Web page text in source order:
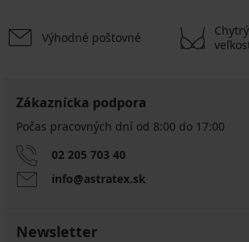
Výpredaj -30%
PREMIUM
2PACK
Bavlnené
tričko
GANT
€
PREMIUM
2PACK
Bavlnené
tričko
BOSS
€
-30%
tričko
FILA
Kai
14,69
€
3PACK
Pánske
bavlnené
Jack
and
Jones
€
LIMITED
PREMIUM
3PACK
Tričko
Calvin
Cotton
Výhodné poštovné
Zákaznícka podpora
Počas pracovných dní od 8:00 do 17:00
02 205 703 40
info@astratex.sk
Newsletter